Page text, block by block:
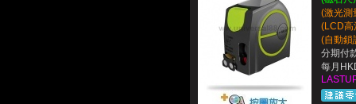
(激光測
(LCD高
(自動鎖
分期付
每月